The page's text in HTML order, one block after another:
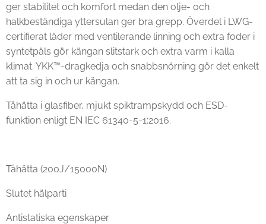
ger stabilitet och komfort medan den olje- och
halkbeständiga yttersulan ger bra grepp. Överdel i LWG-
certifierat läder med ventilerande linning och extra foder i
syntetpäls gör kängan slitstark och extra varm i kalla
klimat. YKK™-dragkedja och snabbsnörning gör det enkelt
att ta sig in och ur kängan.
Tåhätta i glasfiber, mjukt spiktrampskydd och ESD-
funktion enligt EN IEC 61340-5-1:2016.
Tåhätta (200J/15000N)
Slutet hälparti
Antistatiska egenskaper